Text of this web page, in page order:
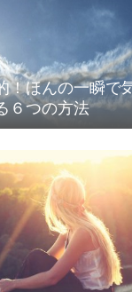
！ほんの一瞬で
６つの方法